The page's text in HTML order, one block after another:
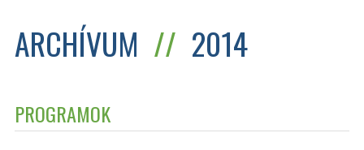
ARCHÍVUM // 2014
PROGRAMOK